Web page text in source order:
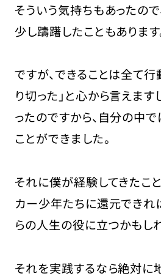
そういう気持ちもあったの
少し躊躇したこともあります
ですが、できることは全て
り切った」と心から言えま
ったのですから、自分の中
ことができました。
それに僕が経験してきたこ
カー少年たちに還元できれ
らの人生の役に立つかもし
それを実践するなら絶対に